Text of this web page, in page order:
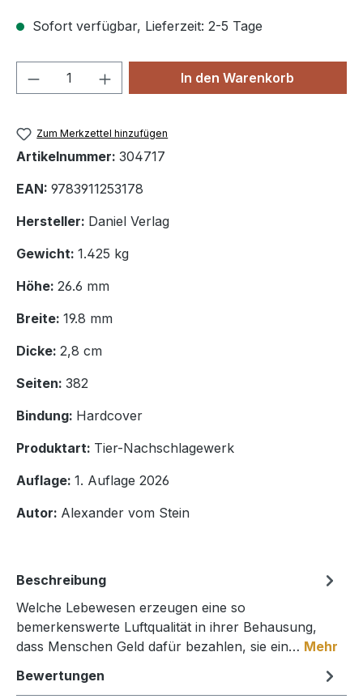
Sofort verfügbar, Lieferzeit: 2-5 Tage
Produkt Anzahl: Gib denIn den Warenkorb
Zum Merkzettel hinzufügen
Artikelnummer: 304717
EAN: 9783911253178
Hersteller: Daniel Verlag
Gewicht: 1.425 kg
Höhe: 26.6 mm
Breite: 19.8 mm
Dicke: 2,8 cm
Seiten: 382
Bindung: Hardcover
Produktart: Tier-Nachschlagewerk
Auflage: 1. Auflage 2026
Autor: Alexander vom Stein
Beschreibung
Welche Lebewesen erzeugen eine so
bemerkenswerte Luftqualität in ihrer Behausung,
dass Menschen Geld dafür bezahlen, sie ein… Mehr
Bewertungen